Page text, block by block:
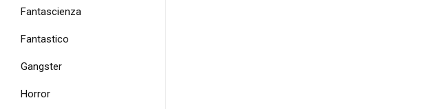
Fantascienza
Fantastico
Gangster
Horror